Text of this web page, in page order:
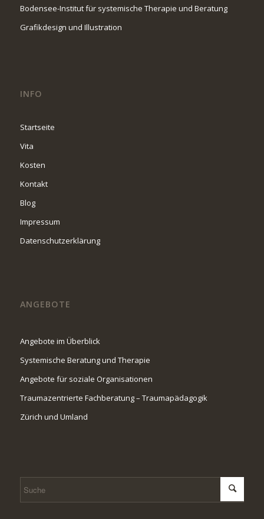
Bodensee-Institut für systemische Therapie und Beratung
Grafikdesign und Illustration
INFO
Startseite
Vita
Kosten
Kontakt
Blog
Impressum
Datenschutzerklärung
ANGEBOTE
Angebote im Überblick
Systemische Beratung und Therapie
Angebote für soziale Organisationen
Traumazentrierte Fachberatung – Traumapädagogik
Zürich und Umland